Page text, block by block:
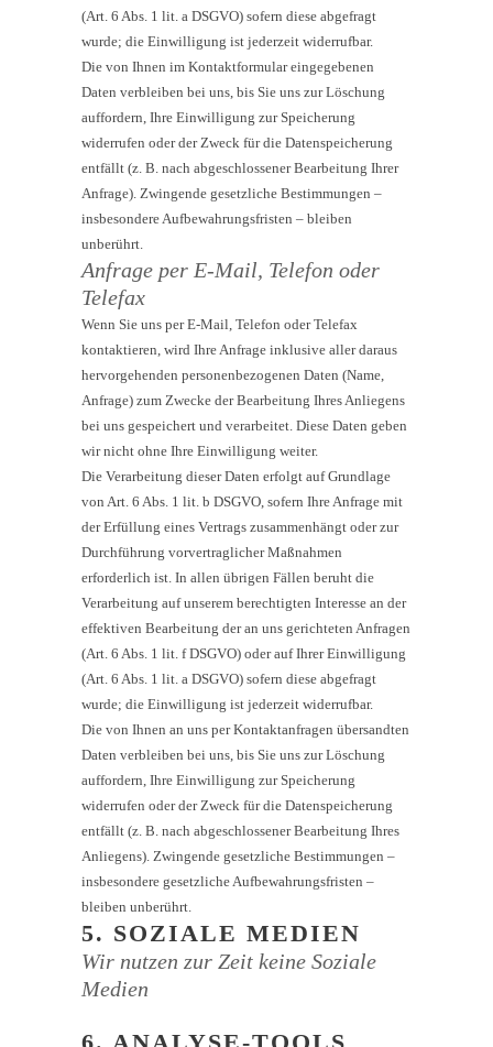
(Art. 6 Abs. 1 lit. a DSGVO) sofern diese abgefragt
wurde; die Einwilligung ist jederzeit widerrufbar.
Die von Ihnen im Kontaktformular eingegebenen
Daten verbleiben bei uns, bis Sie uns zur Löschung
auffordern, Ihre Einwilligung zur Speicherung
widerrufen oder der Zweck für die Datenspeicherung
entfällt (z. B. nach abgeschlossener Bearbeitung Ihrer
Anfrage). Zwingende gesetzliche Bestimmungen –
insbesondere Aufbewahrungsfristen – bleiben
unberührt.
Anfrage per E-Mail, Telefon oder
Telefax
Wenn Sie uns per E-Mail, Telefon oder Telefax
kontaktieren, wird Ihre Anfrage inklusive aller daraus
hervorgehenden personenbezogenen Daten (Name,
Anfrage) zum Zwecke der Bearbeitung Ihres Anliegens
bei uns gespeichert und verarbeitet. Diese Daten geben
wir nicht ohne Ihre Einwilligung weiter.
Die Verarbeitung dieser Daten erfolgt auf Grundlage
von Art. 6 Abs. 1 lit. b DSGVO, sofern Ihre Anfrage mit
der Erfüllung eines Vertrags zusammenhängt oder zur
Durchführung vorvertraglicher Maßnahmen
erforderlich ist. In allen übrigen Fällen beruht die
Verarbeitung auf unserem berechtigten Interesse an der
effektiven Bearbeitung der an uns gerichteten Anfragen
(Art. 6 Abs. 1 lit. f DSGVO) oder auf Ihrer Einwilligung
(Art. 6 Abs. 1 lit. a DSGVO) sofern diese abgefragt
wurde; die Einwilligung ist jederzeit widerrufbar.
Die von Ihnen an uns per Kontaktanfragen übersandten
Daten verbleiben bei uns, bis Sie uns zur Löschung
auffordern, Ihre Einwilligung zur Speicherung
widerrufen oder der Zweck für die Datenspeicherung
entfällt (z. B. nach abgeschlossener Bearbeitung Ihres
Anliegens). Zwingende gesetzliche Bestimmungen –
insbesondere gesetzliche Aufbewahrungsfristen –
bleiben unberührt.
5. SOZIALE MEDIEN
Wir nutzen zur Zeit keine Soziale
Medien